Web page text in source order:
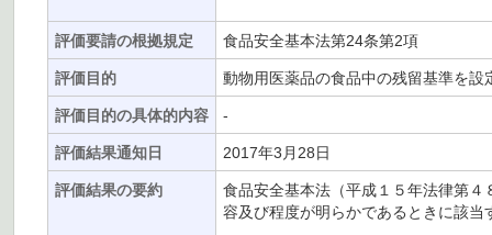
評価要請の根拠規定 食品安全基本法第24条第2項
評価目的 動物用医薬品の食品中の残留基準を
評価目的の具体的内容 -
評価結果通知日 2017年3月28日
評価結果の要約
食品安全基本法（平成１５年法律第
容及び程度が明らかであるときに該